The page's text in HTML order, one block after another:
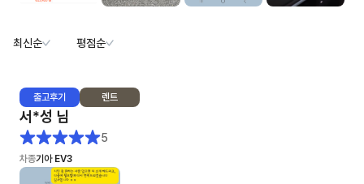
최신순 평점순
출고후기 렌트
서*성 님
5
차종기아 EV3